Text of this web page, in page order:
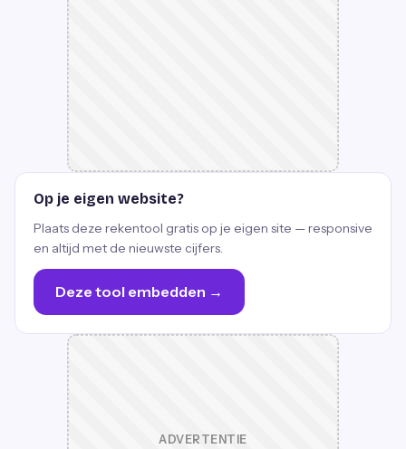
Op je eigen website?
Plaats deze rekentool gratis op je eigen site — responsive
en altijd met de nieuwste cijfers.
Deze tool embedden →
ADVERTENTIE